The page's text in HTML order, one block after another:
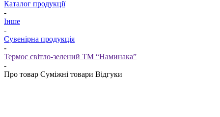
Каталог продукції
-
Інше
-
Сувенірна продукція
-
Термос світло-зелений ТМ “Наминака”
-
Про товар Суміжні товари Відгуки